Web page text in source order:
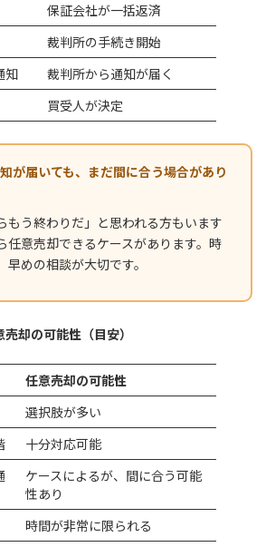
保証会社が一括返済
裁判所の手続き開始
知
裁判所から通知が届く
買受人が決定
が届いても、まだ間に合う場合があり
もう終わりだ」と思われる方もいます
任意売却できるケースがあります。時
めの相談が大切です。
却の可能性（目安）
任意売却の可能性
選択肢が多い
十分対応可能
ケースによるが、間に合う可能
性あり
時間が非常に限られる